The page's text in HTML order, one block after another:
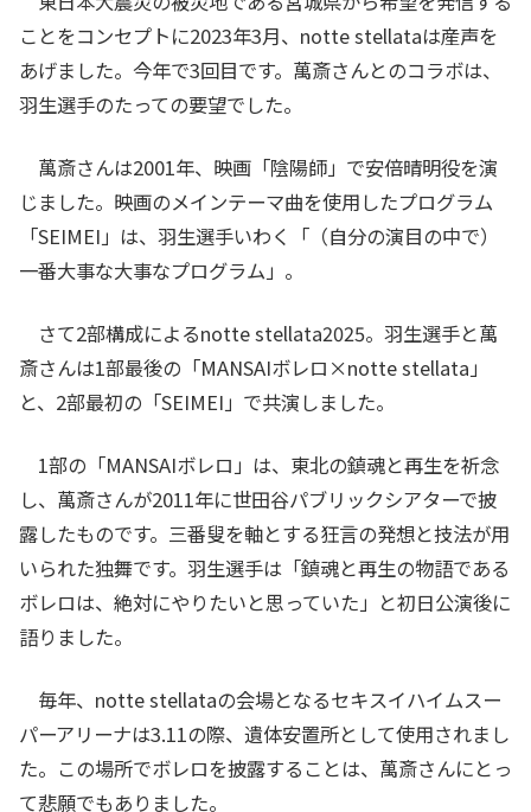
ことをコンセプトに2023年3月、notte stellataは産声を
あげました。今年で3回目です。萬斎さんとのコラボは、
羽生選手のたっての要望でした。
萬斎さんは2001年、映画「陰陽師」で安倍晴明役を演
じました。映画のメインテーマ曲を使用したプログラム
「SEIMEI」は、羽生選手いわく「（自分の演目の中で）
一番大事な大事なプログラム」。
さて2部構成によるnotte stellata2025。羽生選手と萬
斎さんは1部最後の「MANSAIボレロ×notte stellata」
と、2部最初の「SEIMEI」で共演しました。
1部の「MANSAIボレロ」は、東北の鎮魂と再生を祈念
し、萬斎さんが2011年に世田谷パブリックシアターで披
露したものです。三番叟を軸とする狂言の発想と技法が用
いられた独舞です。羽生選手は「鎮魂と再生の物語である
ボレロは、絶対にやりたいと思っていた」と初日公演後に
語りました。
毎年、notte stellataの会場となるセキスイハイムスー
パーアリーナは3.11の際、遺体安置所として使用されまし
た。この場所でボレロを披露することは、萬斎さんにとっ
て悲願でもありました。